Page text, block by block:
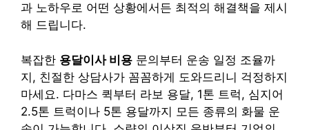
과 노하우로 어떤 상황에서든 최적의 해결책을 제시
해 드립니다.
복잡한 용달이사 비용 문의부터 운송 일정 조율까
지, 친절한 상담사가 꼼꼼하게 도와드리니 걱정하지
마세요. 다마스 퀵부터 라보 용달, 1톤 트럭, 심지어
2.5톤 트럭이나 5톤 용달까지 모든 종류의 화물 운